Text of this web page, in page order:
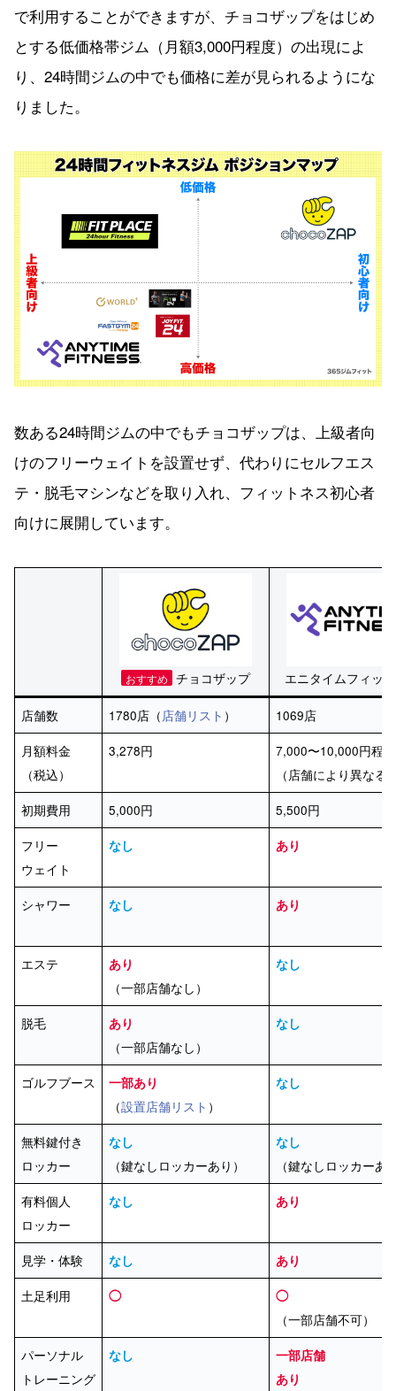
で利用することができますが、チョコザップをはじめ
とする低価格帯ジム（月額3,000円程度）の出現によ
り、24時間ジムの中でも価格に差が見られるようにな
りました。
数ある24時間ジムの中でもチョコザップは、上級者向
けのフリーウェイトを設置せず、代わりにセルフエス
テ・脱毛マシンなどを取り入れ、フィットネス初心者
向けに展開しています。
おすすめ チョコザップ エニタイムフィッ
店舗数 1780店（ 店舗リスト ）
1069店
月額料金
（税込）
3,278円
7,000〜10,000円程
（店舗により異なる
初期費用
5,000円
5,500円
フリー
ウェイト
なし あり
シャワー なし あり
エステ あり
（一部店舗なし）
なし
脱毛 あり
（一部店舗なし）
なし
ゴルフブース 一部あり
（設置店舗リスト ）
なし
無料鍵付き
ロッカー
なし
（鍵なしロッカーあり）
なし
（鍵なしロッカーあ
有料個人
ロッカー
なし あり
見学・体験 なし あり
土足利用 ◯ ◯
（一部店舗不可）
パーソナル
トレーニング
なし
一部店舗
あり